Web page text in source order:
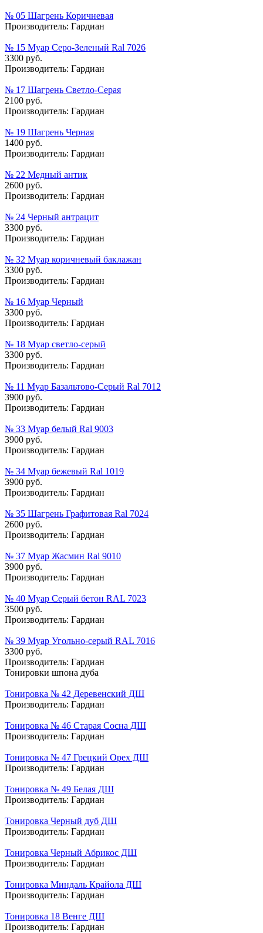
№ 05 Шагрень Коричневая
Производитель: Гардиан
№ 15 Муар Серо-Зеленый Ral 7026
3300 руб.
Производитель: Гардиан
№ 17 Шагрень Светло-Серая
2100 руб.
Производитель: Гардиан
№ 19 Шагрень Черная
1400 руб.
Производитель: Гардиан
№ 22 Медный антик
2600 руб.
Производитель: Гардиан
№ 24 Черный антрацит
3300 руб.
Производитель: Гардиан
№ 32 Муар коричневый баклажан
3300 руб.
Производитель: Гардиан
№ 16 Муар Черный
3300 руб.
Производитель: Гардиан
№ 18 Муар cветло-cерый
3300 руб.
Производитель: Гардиан
№ 11 Муар Базальтово-Серый Ral 7012
3900 руб.
Производитель: Гардиан
№ 33 Муар белый Ral 9003
3900 руб.
Производитель: Гардиан
№ 34 Муар бежевый Ral 1019
3900 руб.
Производитель: Гардиан
№ 35 Шагрень Графитовая Ral 7024
2600 руб.
Производитель: Гардиан
№ 37 Муар Жасмин Ral 9010
3900 руб.
Производитель: Гардиан
№ 40 Муар Серый бетон RAL 7023
3500 руб.
Производитель: Гардиан
№ 39 Муар Угольно-серый RAL 7016
3300 руб.
Производитель: Гардиан
Тонировки шпона дуба
Тонировка № 42 Деревенский ДШ
Производитель: Гардиан
Тонировка № 46 Старая Сосна ДШ
Производитель: Гардиан
Тонировка № 47 Грецкий Орех ДШ
Производитель: Гардиан
Тонировка № 49 Белая ДШ
Производитель: Гардиан
Тонировка Черный дуб ДШ
Производитель: Гардиан
Тонировка Черный Абрикос ДШ
Производитель: Гардиан
Тонировка Миндаль Крайола ДШ
Производитель: Гардиан
Тонировка 18 Венге ДШ
Производитель: Гардиан